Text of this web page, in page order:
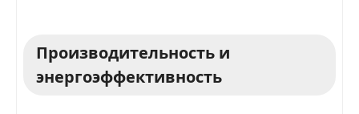
Производительность и
энергоэффективность